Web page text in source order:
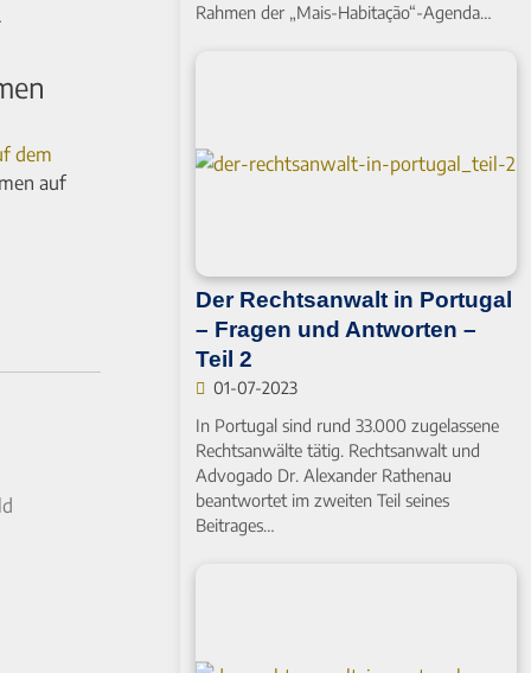
dem
auf
Rahmen der „Mais-Habitação“-Agenda…
Der Rechtsanwalt in Portugal
– Fragen und Antworten –
Teil 2
01-07-2023
In Portugal sind rund 33.000 zugelassene
Rechtsanwälte tätig. Rechtsanwalt und
Advogado Dr. Alexander Rathenau
beantwortet im zweiten Teil seines
Beitrages…